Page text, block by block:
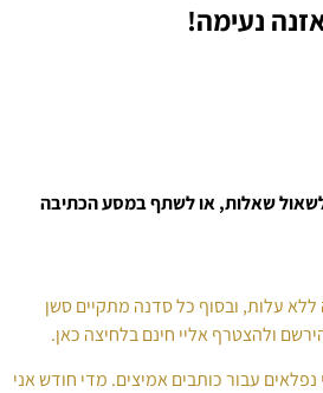
נעימה!
שאלות, או לשתף במסע הכתיבה
ללא עלות, ובסוף כל סדנה מתקיים סשן
ולהצטרף אליי חינם בלחיצה כאן.
נפלאים עבור כותבים אמיצים. מדי חודש אני